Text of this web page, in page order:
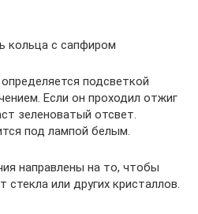
кольца с сапфиром
подсветкой
Если он проходил отжиг
зеленоватый отсвет.
под лампой белым.
направлены на то, чтобы
стекла или других кристаллов.